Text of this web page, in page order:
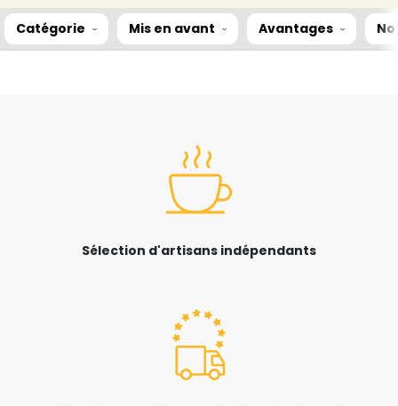
Catégorie Mis en avant Avantages
Sélection d'artisans indépendants